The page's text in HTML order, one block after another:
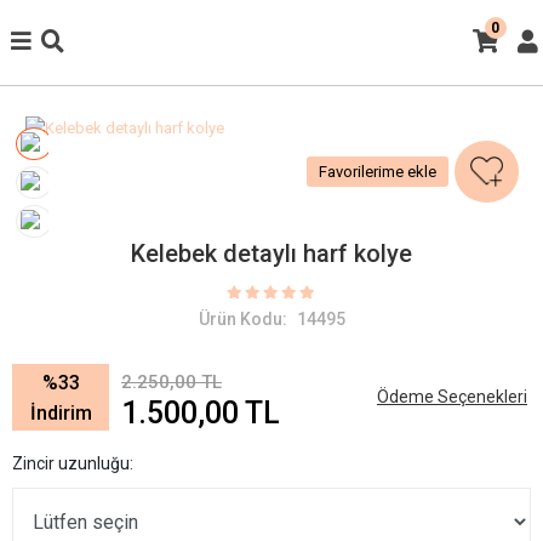
0
Favorilerime ekle
Kelebek detaylı harf kolye
Ürün Kodu: 14495
%33
İndirim
2.250,00 TL
1.500,00 TL Ödeme Seçenekleri
Zincir uzunluğu: